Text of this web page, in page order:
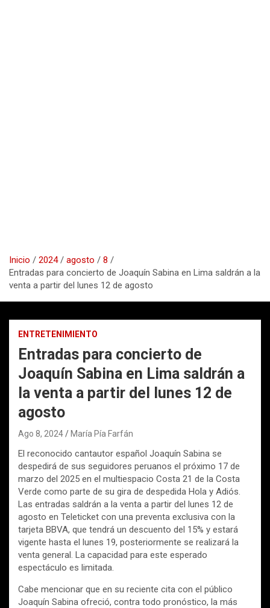
Inicio 2024 agosto
8
Entradas para concierto de Joaquín Sabina en Lima saldrán a la
venta a partir del lunes 12 de agosto
ENTRETENIMIENTO
Entradas para concierto de
Joaquín Sabina en Lima saldrán a
la venta a partir del lunes 12 de
agosto
Ago 8, 2024 María Pía Farfán
El reconocido cantautor español Joaquín Sabina se
despedirá de sus seguidores peruanos el próximo 17 de
marzo del 2025 en el multiespacio Costa 21 de la Costa
Verde como parte de su gira de despedida Hola y Adiós.
Las entradas saldrán a la venta a partir del lunes 12 de
agosto en Teleticket con una preventa exclusiva con la
tarjeta BBVA, que tendrá un descuento del 15% y estará
vigente hasta el lunes 19, posteriormente se realizará la
venta general. La capacidad para este esperado
espectáculo es limitada.
Cabe mencionar que en su reciente cita con el público
Joaquín Sabina ofreció, contra todo pronóstico, la más